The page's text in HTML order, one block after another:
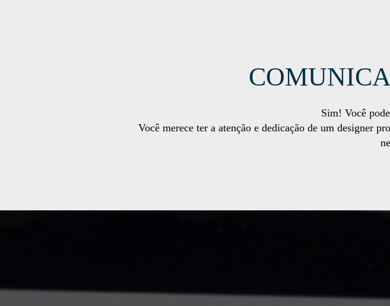
Sim! Você
Você merece ter a atenção e dedicação de um designer